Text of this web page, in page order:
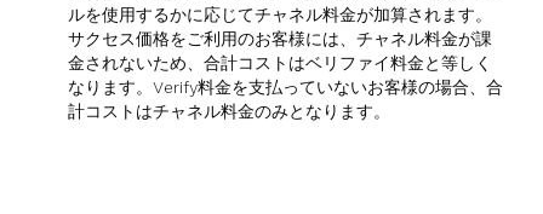
ルを使用するかに応じてチャネル料金が加算されます。
サクセス価格をご利用のお客様には、チャネル料金が課
金されないため、合計コストはベリファイ料金と等しく
なります。Verify料金を支払っていないお客様の場合、合
計コストはチャネル料金のみとなります。